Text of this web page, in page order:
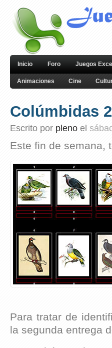
Inicio Foro Juegos Excel
Animaciones Cine
Colúmbidas
Escrito por pleno el
Este fin de semana,
Para tratar de
la segunda entrega